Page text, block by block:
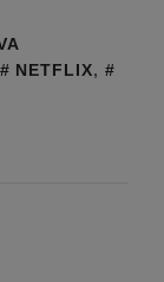
NETFLIX,